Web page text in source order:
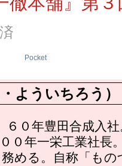
Pocket
よういちろう）
６０年豊田合成入
０年一栄工業社長
める。自称「もの